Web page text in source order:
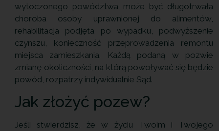
wytoczonego powództwa może być długotrwała
choroba osoby uprawnionej do alimentów,
rehabilitacja podjęta po wypadku, podwyższenie
czynszu, konieczność przeprowadzenia remontu
miejsca zamieszkania. Każdą podaną w pozwie
zmianę okoliczności, na którą powoływać się będzie
powód, rozpatrzy indywidualnie Sąd.
Jak złożyć pozew?
Jeśli stwierdzisz, że w życiu Twoim i Twojego